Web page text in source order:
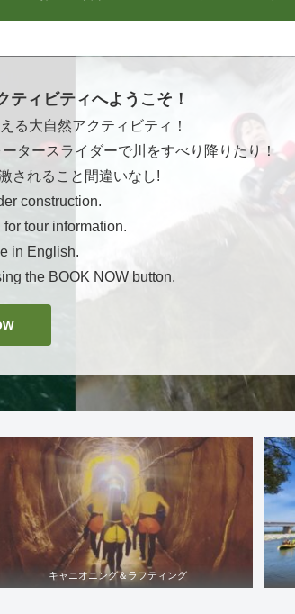
ティビティへようこそ！
る大自然アクティビティ！
タースライダーで川をすべり降りたり！
されること間違いなし!
construction.
tour information.
in English.
the BOOK NOW button.
キャニオニング＆ラフティング